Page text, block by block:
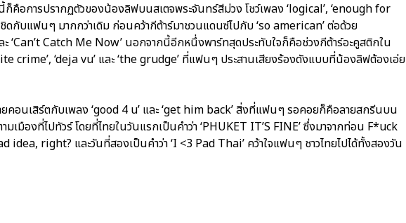
ก็คือการปรากฏตัวของน้องลิฟบนสเตจพระจันทร์สีม่วง โชว์เพลง ‘logical’, ‘enough for
ชิดกับแฟนๆ มากกว่าเดิม ก่อนคว้ากีต้าร์มาชวนแดนซ์ไปกับ ‘so american’ ต่อด้วย
‘Can’t Catch Me Now’ นอกจากนี้อีกหนึ่งพาร์ทสุดประทับใจก็คือช่วงกีต้าร์อะคูสติกใน
crime’, ‘deja vu’ และ ‘the grudge’ ที่แฟนๆ ประสานเสียงร้องดังแบบที่น้องลิฟต้องเอ่ย
คอนเสิร์ตกับเพลง ‘good 4 u’ และ ‘get him back’ สิ่งที่แฟนๆ รอคอยก็คือลายสกรีนบน
มเมืองที่ไปทัวร์ โดยที่ไทยในวันแรกเป็นคำว่า ‘PHUKET IT’S FINE’ ซึ่งมาจากท่อน F*uck
idea, right? และวันที่สองเป็นคำว่า ‘I <3 Pad Thai’ คว้าใจแฟนๆ ชาวไทยไปได้ทั้งสองวัน